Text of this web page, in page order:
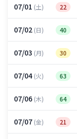
07/01 (土) 22
07/02(日) 40
07/03 (月) 30
07/04(火) 63
07/06(木) 64
07/07(金) 21